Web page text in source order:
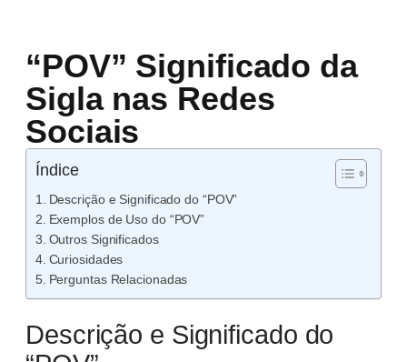
“POV” Significado da
Sigla nas Redes
Sociais
Índice
Descrição e Significado do “POV”
Exemplos de Uso do “POV”
Outros Significados
Curiosidades
Perguntas Relacionadas
Descrição e Significado do